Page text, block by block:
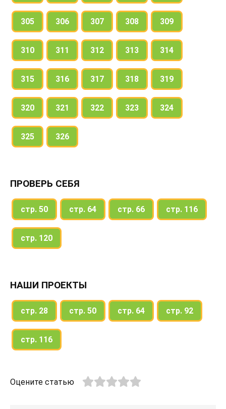
305 306 307 308 309
310 311 312 313 314
315 316 317 318 319
320 321 322 323 324
325 326
ПРОВЕРЬ СЕБЯ
стр. 50 стр. 64 стр. 66 стр. 116
стр. 120
НАШИ ПРОЕКТЫ
стр. 28 стр. 50 стр. 64 стр. 92
стр. 116
Оцените статью